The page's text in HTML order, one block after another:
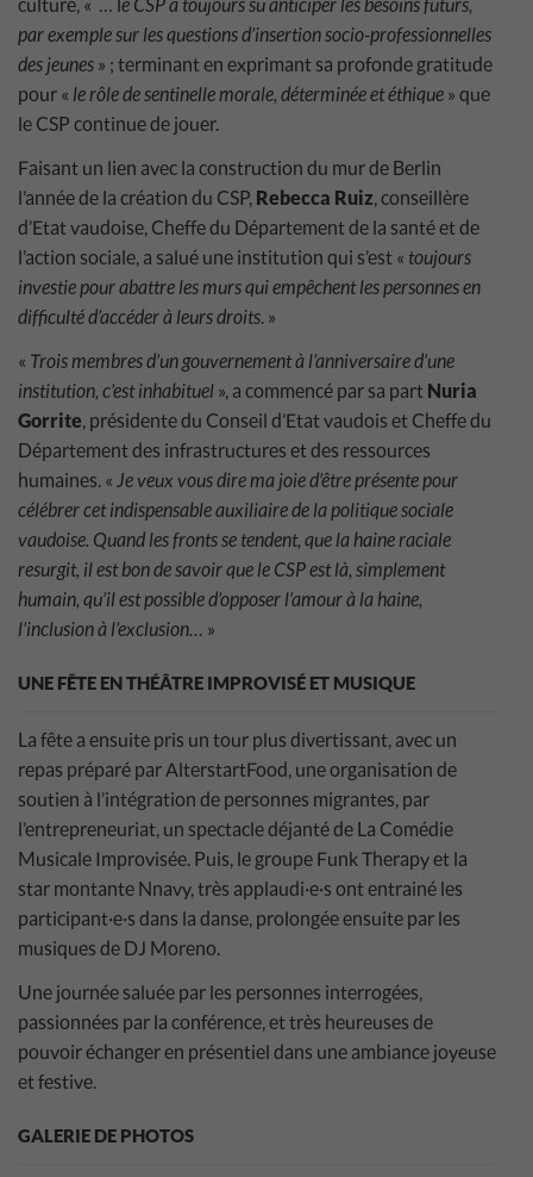
par exemple sur les questions d’insertion socio-professionnelles
des jeunes » ; terminant en exprimant sa profonde gratitude
pour « le rôle de sentinelle morale, déterminée et éthique » que
le CSP continue de jouer.
Faisant un lien avec la construction du mur de Berlin
l’année de la création du CSP, Rebecca Ruiz , conseillère
d’Etat vaudoise, Cheffe du Département de la santé et de
l’action sociale, a salué une institution qui s’est « toujours
investie pour abattre les murs qui empêchent les personnes en
difficulté d’accéder à leurs droits . »
« Trois membres d’un gouvernement à l’anniversaire d’une
institution, c’est inhabituel », a commencé par sa part Nuria
Gorrite , présidente du Conseil d’Etat vaudois et Cheffe du
Département des infrastructures et des ressources
humaines. « Je veux vous dire ma joie d’être présente pour
célébrer cet indispensable auxiliaire de la politique sociale
vaudoise. Quand les fronts se tendent, que la haine raciale
resurgit, il est bon de savoir que le CSP est là, simplement
humain, qu’il est possible d’opposer l’amour à la haine,
l’inclusion à l’exclusion…
»
UNE FÊTE EN THÉÂTRE IMPROVISÉ ET MUSIQUE
La fête a ensuite pris un tour plus divertissant, avec un
repas préparé par AlterstartFood, une organisation de
soutien à l’intégration de personnes migrantes, par
l’entrepreneuriat, un spectacle déjanté de La Comédie
Musicale Improvisée. Puis, le groupe Funk Therapy et la
star montante Nnavy, très applaudi·e·s ont entrainé les
participant·e·s dans la danse, prolongée ensuite par les
musiques de DJ Moreno.
Une journée saluée par les personnes interrogées,
passionnées par la conférence, et très heureuses de
pouvoir échanger en présentiel dans une ambiance joyeuse
et festive.
GALERIE DE PHOTOS